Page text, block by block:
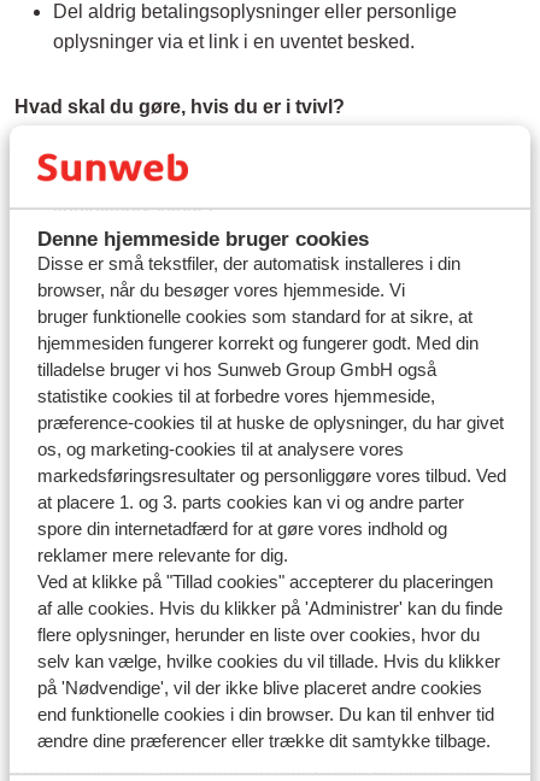
Denne hjemmeside bruger cookies
Disse er små tekstfiler, der automatisk installeres i din
browser, når du besøger vores hjemmeside. Vi
bruger funktionelle cookies som standard for at sikre, at
hjemmesiden fungerer korrekt og fungerer godt. Med din
tilladelse bruger vi hos Sunweb Group GmbH også
statistike cookies til at forbedre vores hjemmeside,
præference-cookies til at huske de oplysninger, du har givet
os, og marketing-cookies til at analysere vores
markedsføringsresultater og personliggøre vores tilbud. Ved
at placere 1. og 3. parts cookies kan vi og andre parter
spore din internetadfærd for at gøre vores indhold og
reklamer mere relevante for dig.
Ved at klikke på "Tillad cookies" accepterer du placeringen
af alle cookies. Hvis du klikker på 'Administrer' kan du finde
flere oplysninger, herunder en liste over cookies, hvor du
selv kan vælge, hvilke cookies du vil tillade. Hvis du klikker
på 'Nødvendige', vil der ikke blive placeret andre cookies
end funktionelle cookies i din browser. Du kan til enhver tid
ændre dine præferencer eller trække dit samtykke tilbage.
Del aldrig betalingsoplysninger eller personlige
oplysninger via et link i en uventet besked.
Hvad skal du gøre, hvis du er i tvivl?
flyselskab direkte via deres officielle
kontaktoplysninger.
Kontrollér altid oplysninger via organisationens
officielle hjemmeside eller app.
Rapportér mistænkelige beskeder til den relevante
organisation.
Har du allerede delt dine oplysninger?
Hvis du har indtastet betalings- eller kreditkortoplysninger
via et link i en besked, bør du kontakte din bank eller
kreditkortudsteder hurtigst muligt for at få rådgivning og
hjælp.
Spørgsmål om det samme emne
Åbningstider
Kan prisen på min rejse stadig ændre sig på grund af
stigende brændstofpriser, efter jeg har booket?
Har situationen i Mellemøsten indflydelse på sikkerheden